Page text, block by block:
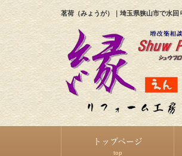
茗荷（みょうが）｜埼玉県狭山市で水回
トップページ
top